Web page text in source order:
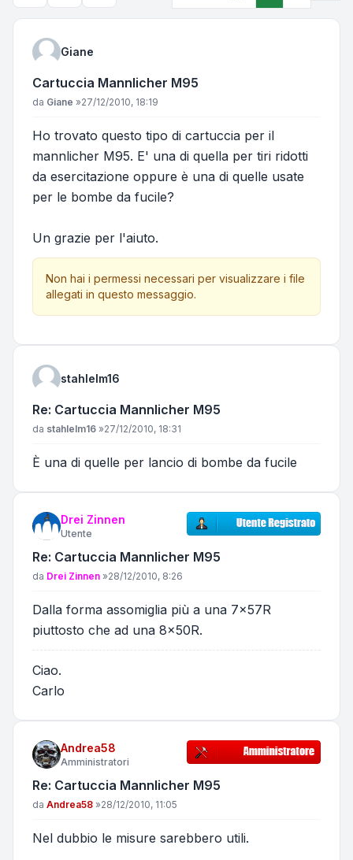
Giane
Cartuccia Mannlicher M95
Messaggio
da Giane »27/12/2010, 18:19
Ho trovato questo tipo di cartuccia per il
mannlicher M95. E' una di quella per tiri ridotti
da esercitazione oppure è una di quelle usate
per le bombe da fucile?
Un grazie per l'aiuto.
Non hai i permessi necessari per visualizzare i file
allegati in questo messaggio.
stahlelm16
Re: Cartuccia Mannlicher M95
Messaggio
da stahlelm16 »27/12/2010, 18:31
È una di quelle per lancio di bombe da fucile
Drei Zinnen
Utente
Re: Cartuccia Mannlicher M95
Messaggio
da Drei Zinnen »28/12/2010, 8:26
Dalla forma assomiglia più a una 7x57R
piuttosto che ad una 8x50R.
Ciao.
Carlo
Andrea58
Amministratori
Re: Cartuccia Mannlicher M95
Messaggio
da Andrea58 »28/12/2010, 11:05
Nel dubbio le misure sarebbero utili.